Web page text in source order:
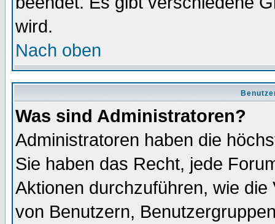
wird.
Nach oben
Was sind Administratoren?
Administratoren haben die
Sie haben das Recht, jede
Aktionen durchzuführen, wie
von Benutzern,